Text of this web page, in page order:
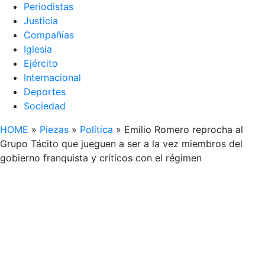
Periodistas
Justicia
Compañías
Iglesia
Ejército
Internacional
Deportes
Sociedad
HOME » Piezas » Política » Emilio Romero reprocha al
Grupo Tácito que jueguen a ser a la vez miembros del
gobierno franquista y críticos con el régimen